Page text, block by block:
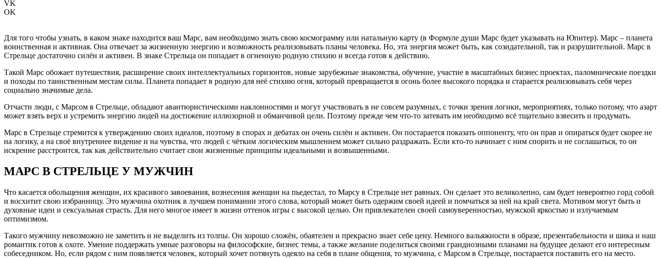
VK
OK
Для того чтобы узнать, в каком знаке находится ваш Марс, вам необходимо знать свою космограмму или натальную карту (в Формуле души Марс будет указывать на Юпитер). Марс – планета
воинственная и активная. Она отвечает за жизненную энергию и возможность реализовывать планы человека. Но, эта энергия может быть, как созидательной, так и разрушительной. Марс в
Стрельце достаточно силён и активен. В знаке Стрельца он попадает в огненную родную стихию и всегда готов к действию.
Такой Марс обожает путешествия, расширение своих интеллектуальных горизонтов, новые зарубежные знакомства, обучение, участие в масштабных бизнес проектах, паломнические поездки
и походы по таинственным местам силы. Планета попадает в родную для неё стихию огня, который превращается в огонь более высокого порядка и старается реализовывать себя через
социально значимые дела.
Отчасти люди, с Марсом в Стрельце, обладают авантюристическими наклонностями и могут участвовать в не совсем разумных, с точки зрения логики, мероприятиях, только потому, что азарт
может взять верх и устремить энергию людей на достижение иллюзорной и обманчивой цели. Поэтому прежде чем что-то затевать им необходимо всё тщательно взвесить и продумать.
Марс в Стрельце стремится к утверждению своих идеалов, поэтому в спорах и дебатах он очень силён и активен. Он постарается показать оппоненту, что он прав и опираться будет скорее не
на логику, а на своё внутреннее видение и на чувства, что людей с чётким логическим мышлением может сильно раздражать. Если кто-то начинает с ним спорить и не соглашаться, то он
искренне расстроится, так как действительно считает свои жизненные принципы идеальными и возвышенными.
МАРС В СТРЕЛЬЦЕ У МУЖЧИН
Что касается обольщения женщин, их красивого завоевания, вознесения женщин на пьедестал, то Марсу в Стрельце нет равных. Он сделает это великолепно, сам будет невероятно горд собой
и восхитит свою избранницу. Это мужчина охотник в лучшем понимании этого слова, который может быть одержим своей идеей и помчаться за ней на край света. Мотивом могут быть и
духовные идеи и сексуальная страсть. Для него многое имеет в жизни оттенок игры с высокой целью. Он привлекателен своей самоуверенностью, мужской яркостью и излучаемым
оптимизмом.
Такого мужчину невозможно не заметить и не выделить из толпы. Он хорошо сложён, обаятелен и прекрасно знает себе цену. Немного вальяжности в образе, презентабельности и шика и наш
романтик готов к охоте. Умение поддержать умные разговоры на философские, бизнес темы, а также желание поделиться своими грандиозными планами на будущее делают его интересным
собеседником. Но, если рядом с ним появляется человек, который хочет потянуть одеяло на себя в плане общения, то мужчина, с Марсом в Стрельце, постарается поставить его на место.